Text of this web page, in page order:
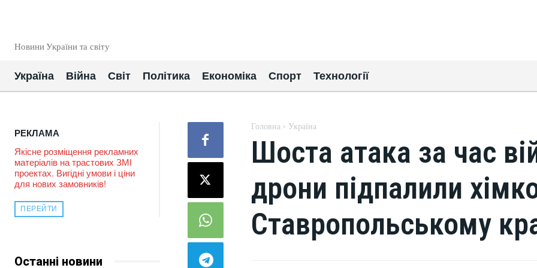
Новини України та світу
Україна Війна Світ Політика Економіка Спорт Технології
РЕКЛАМА
Якісне розміщення рекламних
матеріалів на трастових ЗМІ
проектах. Вигідні умови і ціни
для нових замовників!
ПЕРЕЙТИ
Останні новини
Головна Україна
Шоста атака за час
дрони підпалили
Ставропольському